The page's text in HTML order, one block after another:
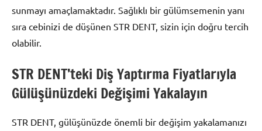
sunmayı amaçlamaktadır. Sağlıklı bir gülümsemenin yanı
sıra cebinizi de düşünen STR DENT, sizin için doğru tercih
olabilir.
STR DENT’teki Diş Yaptırma Fiyatlarıyla
Gülüşünüzdeki Değişimi Yakalayın
STR DENT, gülüşünüzde önemli bir değişim yakalamanızı